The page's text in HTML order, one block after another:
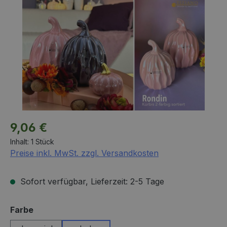
Regulärer Preis:
9,06 €
Inhalt: 1 Stück
Preise inkl. MwSt. zzgl. Versandkosten
Sofort verfügbar, Lieferzeit: 2-5 Tage
Farbeauswählen